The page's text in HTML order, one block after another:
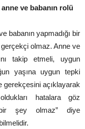
ve babanın rolü
babanın yapmadığı bir
olmaz. Anne ve
takip etmeli, uygun
yaşına uygun tepki
açıklayarak
hatalara göz
şey olmaz” diye